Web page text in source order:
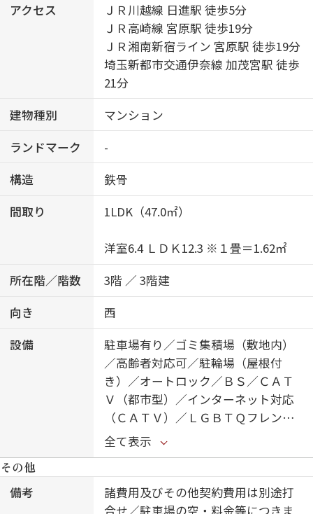
アクセス
ＪＲ川越線 日進駅 徒歩5分
ＪＲ高崎線 宮原駅 徒歩19分
ＪＲ湘南新宿ライン 宮原駅 徒歩19分
埼玉新都市交通伊奈線 加茂宮駅 徒歩
21分
建物種別
マンション
ランドマーク
-
構造
鉄骨
間取り
1LDK（47.0㎡）
洋室6.4 ＬＤＫ12.3 ※１畳＝1.62㎡
所在階／階数
3階 ／ 3階建
向き
西
設備
駐車場有り／ゴミ集積場（敷地内）
／高齢者対応可／駐輪場（屋根付
き）／オートロック／ＢＳ／ＣＡＴ
Ｖ（都市型）／インターネット対応
（ＣＡＴＶ）／ＬＧＢＴＱフレンド
リー／角部屋／アクセントクロス／
Ｌｏｗ－Ｅ複層ガラス／モニタ付ド
アホン／全身ミラー／ダウンライト
／インターネット無料（Ｗｉ－Ｆｉ
対応）／玄関鍵（①キー②ロック）
全て表示
その他
備考
諸費用及びその他契約費用は別途打